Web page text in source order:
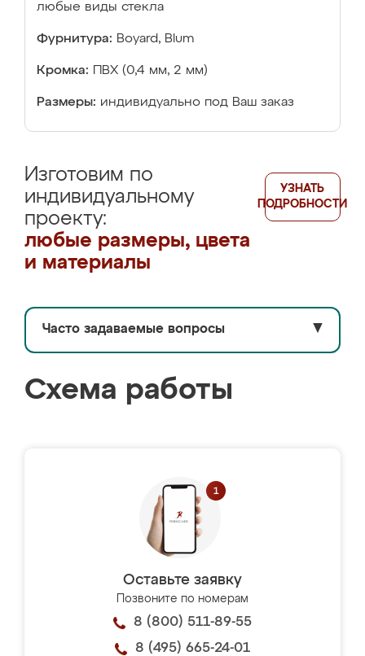
любые виды стекла
Фурнитура: Boyard, Blum
Кромка: ПВХ (0,4 мм, 2 мм)
Размеры: индивидуально под Ваш заказ
Изготовим по
индивидуальному
проекту:
любые размеры, цвета
и материалы
УЗНАТЬ
ПОДРОБНОСТИ
Часто задаваемые вопросы ▼
Схема работы
Оставьте заявку
Позвоните по номерам
8 (800) 511-89-55
8 (495) 665-24-01